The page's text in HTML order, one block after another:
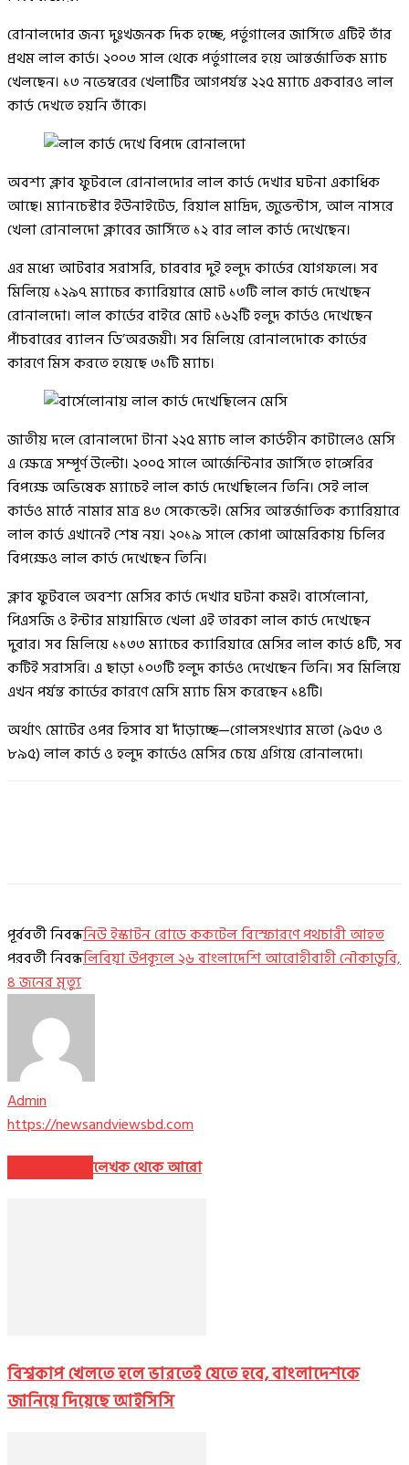
রোনালদোর জন্য দুঃখজনক দিক হচ্ছে, পর্তুগালের জার্সিতে এটিই তাঁর
প্রথম লাল কার্ড। ২০০৩ সাল থেকে পর্তুগালের হয়ে আন্তর্জাতিক ম্যাচ
খেলছেন। ১৩ নভেম্বরের খেলাটির আগপর্যন্ত ২২৫ ম্যাচে একবারও লাল
কার্ড দেখতে হয়নি তাঁকে।
অবশ্য ক্লাব ফুটবলে রোনালদোর লাল কার্ড দেখার ঘটনা একাধিক
আছে। ম্যানচেস্টার ইউনাইটেড, রিয়াল মাদ্রিদ, জুভেন্টাস, আল নাসরে
খেলা রোনালদো ক্লাবের জার্সিতে ১২ বার লাল কার্ড দেখেছেন।
এর মধ্যে আটবার সরাসরি, চারবার দুই হলুদ কার্ডের যোগফলে। সব
মিলিয়ে ১২৯৭ ম্যাচের ক্যারিয়ারে মোট ১৩টি লাল কার্ড দেখেছেন
রোনালদো। লাল কার্ডের বাইরে মোট ১৬২টি হলুদ কার্ডও দেখেছেন
পাঁচবারের ব্যালন ডি’অরজয়ী। সব মিলিয়ে রোনালদোকে কার্ডের
কারণে মিস করতে হয়েছে ৩১টি ম্যাচ।
জাতীয় দলে রোনালদো টানা ২২৫ ম্যাচ লাল কার্ডহীন কাটালেও মেসি
এ ক্ষেত্রে সম্পূর্ণ উল্টো। ২০০৫ সালে আর্জেন্টিনার জার্সিতে হাঙ্গেরির
বিপক্ষে অভিষেক ম্যাচেই লাল কার্ড দেখেছিলেন তিনি। সেই লাল
কার্ডও মাঠে নামার মাত্র ৪৩ সেকেন্ডেই। মেসির আন্তর্জাতিক ক্যারিয়ারে
লাল কার্ড এখানেই শেষ নয়। ২০১৯ সালে কোপা আমেরিকায় চিলির
বিপক্ষেও লাল কার্ড দেখেছেন তিনি।
ক্লাব ফুটবলে অবশ্য মেসির কার্ড দেখার ঘটনা কমই। বার্সেলোনা,
পিএসজি ও ইন্টার মায়ামিতে খেলা এই তারকা লাল কার্ড দেখেছেন
দুবার। সব মিলিয়ে ১১৩৩ ম্যাচের ক্যারিয়ারে মেসির লাল কার্ড ৪টি, সব
কটিই সরাসরি। এ ছাড়া ১০৩টি হলুদ কার্ডও দেখেছেন তিনি। সব মিলিয়ে
এখন পর্যন্ত কার্ডের কারণে মেসি ম্যাচ মিস করেছেন ১৪টি।
অর্থাৎ মোটের ওপর হিসাব যা দাঁড়াচ্ছে—গোলসংখ্যার মতো (৯৫৩ ও
৮৯৫) লাল কার্ড ও হলুদ কার্ডেও মেসির চেয়ে এগিয়ে রোনালদো।
পূর্ববর্তী নিবন্ধনিউ ইস্কাটন রোডে ককটেল বিস্ফোরণে পথচারী আহত
পরবর্তী নিবন্ধলিবিয়া উপকূলে ২৬ বাংলাদেশি আরোহীবাহী নৌকাডুবি,
৪ জনের মৃত্যু
Admin
https://newsandviewsbd.com
লেখক থেকে আরো
বিশ্বকাপ খেলতে হলে ভারতেই যেতে হবে, বাংলাদেশকে
জানিয়ে দিয়েছে আইসিসি